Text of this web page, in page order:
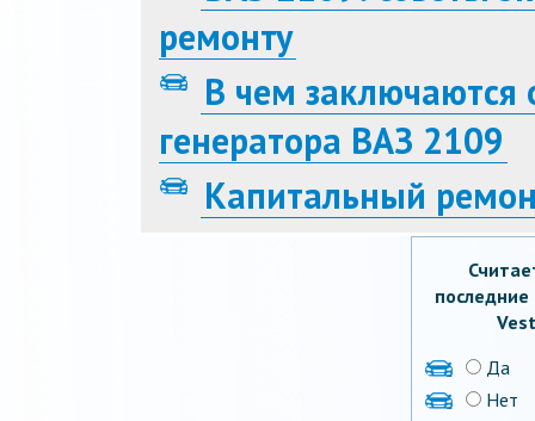
ремонту
В чем заключаются
генератора ВАЗ 2109
Капитальный
Да
Нет